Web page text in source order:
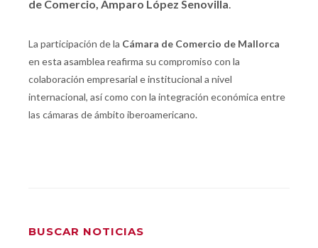
de Comercio, Amparo López Senovilla.
La participación de la Cámara de Comercio de Mallorca
en esta asamblea reafirma su compromiso con la
colaboración empresarial e institucional a nivel
internacional, así como con la integración económica entre
las cámaras de ámbito iberoamericano.
BUSCAR NOTICIAS